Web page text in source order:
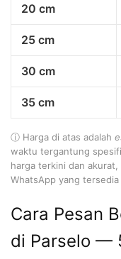
20 cm
25 cm
30 cm
35 cm
ⓘ Harga di atas adalah
waktu tergantung
harga terkini dan
WhatsApp yang tersedia
Cara Pesan
di Parselo —